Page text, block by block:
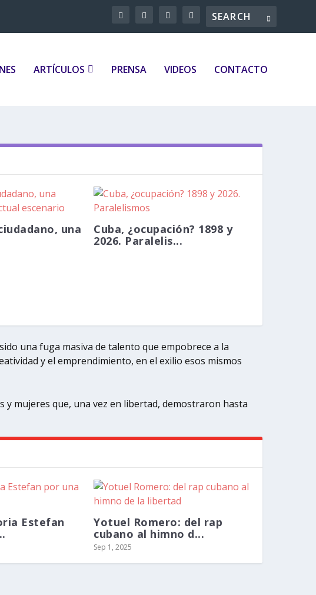
ARTÍCULOS PRENSA VIDEOS CONTACTO
una
Cuba, ¿ocupación? 1898 y
2026. Paralelis...
una fuga masiva de talento que empobrece a la
y el emprendimiento, en el exilio esos mismos
mujeres que, una vez en libertad, demostraron hasta
Estefan
Yotuel Romero: del rap
cubano al himno d...
Sep 1, 2025